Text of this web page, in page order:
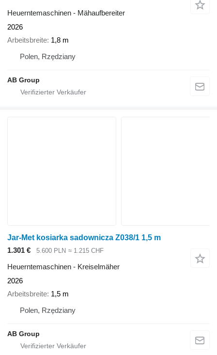
Heuerntemaschinen - Mähaufbereiter
2026
Arbeitsbreite 1,8 m
Polen, Rzędziany
AB Group
Jar-Met kosiarka sadownicza Z038/1 1,5 m
1.301 €
5.600 PLN ≈ 1.215 CHF
Heuerntemaschinen - Kreiselmäher
2026
Arbeitsbreite 1,5 m
Polen, Rzędziany
AB Group